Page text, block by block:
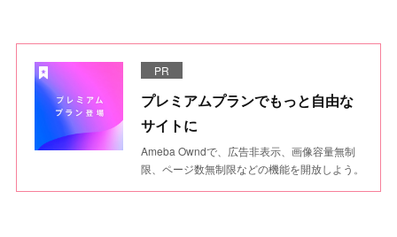
PR
プレミアムプランでもっと自由な
サイトに
Ameba Owndで、広告非表示、画像容量無制
限、ページ数無制限などの機能を開放しよう。